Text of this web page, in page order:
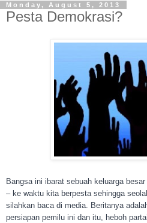
Monday, August 5, 2013
Pesta Demokrasi?
Bangsa ini ibarat sebuah keluarga
– ke waktu kita berpesta sehingga
silahkan baca di media. Beritanya
persiapan pemilu ini dan itu, heboh